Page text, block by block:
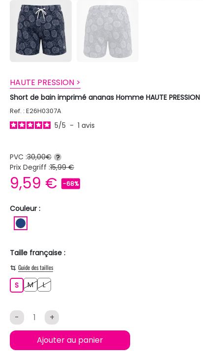
HAUTE PRESSION >
Short de bain imprimé ananas Homme HAUTE PRESSION
Ref. : E26H0307A
5/5 - 1 avis
PVC :30,00€ ?
Prix Degriff :15,99 €
9,59 € -68%
Couleur :
Taille française :
Guide des tailles
SS MM LL
- +
Ajouter au panier